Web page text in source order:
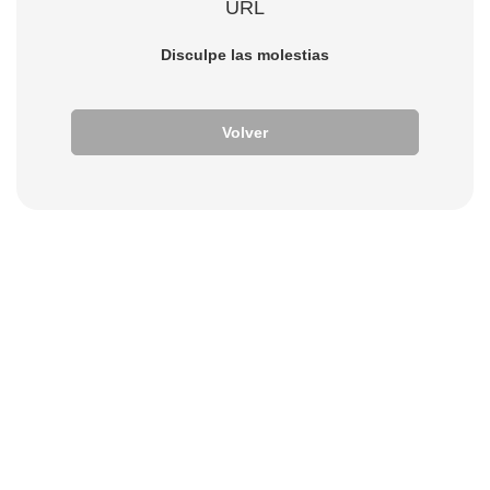
URL
Disculpe las molestias
Volver